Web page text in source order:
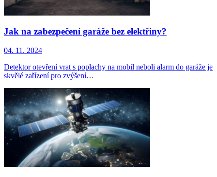
Jak na zabezpečení garáže bez elektřiny?
04. 11. 2024
Detektor otevření vrat s poplachy na mobil neboli alarm do garáže je
skvělé zařízení pro zvýšení…